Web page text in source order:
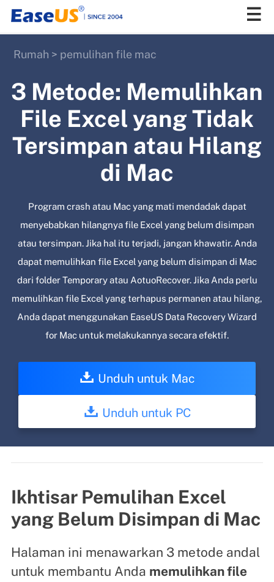
Rumah > pemulihan file mac
3 Metode: Memulihkan
File Excel yang Tidak
Tersimpan atau Hilang
di Mac
Program crash atau Mac yang mati mendadak dapat
menyebabkan hilangnya file Excel yang belum disimpan
atau tersimpan. Jika hal itu terjadi, jangan khawatir. Anda
dapat memulihkan file Excel yang belum disimpan di Mac
dari folder Temporary atau AotuoRecover. Jika Anda perlu
memulihkan file Excel yang terhapus permanen atau hilang,
Anda dapat menggunakan EaseUS Data Recovery Wizard
for Mac untuk melakukannya secara efektif.
Unduh untuk Mac
Unduh untuk PC
Ikhtisar Pemulihan Excel
yang Belum Disimpan di Mac
Halaman ini menawarkan 3 metode andal
untuk membantu Anda memulihkan file